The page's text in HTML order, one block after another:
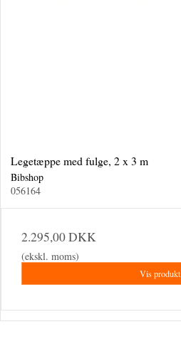
Legetæppe med fulge, 2 x 3 m
Bibshop
056164
2.295,00 DKK
(ekskl. moms)
Vis produkt